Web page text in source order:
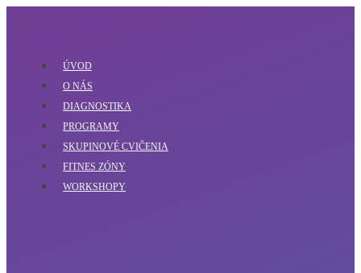
ÚVOD
O NÁS
DIAGNOSTIKA
PROGRAMY
SKUPINOVÉ CVIČENIA
FITNES ZÓNY
WORKSHOPY